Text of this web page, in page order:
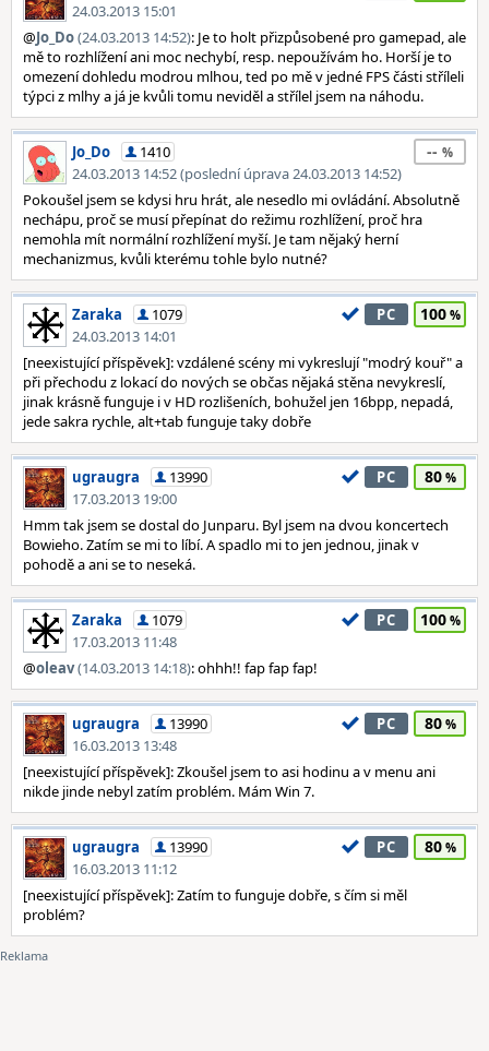
24.03.2013 15:01
@Jo_Do(24.03.2013 14:52): Je to holt přizpůsobené pro gamepad, ale
mě to rozhlížení ani moc nechybí, resp. nepoužívám ho. Horší je to
omezení dohledu modrou mlhou, ted po mě v jedné FPS části stříleli
týpci z mlhy a já je kvůli tomu neviděl a střílel jsem na náhodu.
Jo_Do
1410
24.03.2013 14:52 (poslední úprava 24.03.2013 14:52)
--
Pokoušel jsem se kdysi hru hrát, ale nesedlo mi ovládání. Absolutně
nechápu, proč se musí přepínat do režimu rozhlížení, proč hra
nemohla mít normální rozhlížení myší. Je tam nějaký herní
mechanizmus, kvůli kterému tohle bylo nutné?
Zaraka
1079
24.03.2013 14:01
PC 100
[neexistující příspěvek]: vzdálené scény mi vykreslují "modrý kouř" a
při přechodu z lokací do nových se občas nějaká stěna nevykreslí,
jinak krásně funguje i v HD rozlišeních, bohužel jen 16bpp, nepadá,
jede sakra rychle, alt+tab funguje taky dobře
ugraugra
13990
17.03.2013 19:00
PC 80
Hmm tak jsem se dostal do Junparu. Byl jsem na dvou koncertech
Bowieho. Zatím se mi to líbí. A spadlo mi to jen jednou, jinak v
pohodě a ani se to neseká.
Zaraka
1079
17.03.2013 11:48
PC 100
@oleav(14.03.2013 14:18): ohhh!! fap fap fap!
ugraugra
13990
16.03.2013 13:48
PC 80
[neexistující příspěvek]: Zkoušel jsem to asi hodinu a v menu ani
nikde jinde nebyl zatím problém. Mám Win 7.
ugraugra
13990
16.03.2013 11:12
PC 80
[neexistující příspěvek]: Zatím to funguje dobře, s čím si měl
problém?